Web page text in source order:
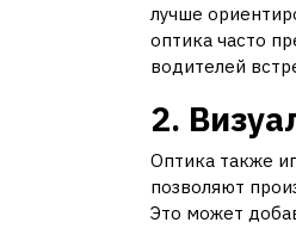
лучше
оптика часто
водителей
2.
Оптика также
позволяют
Это может